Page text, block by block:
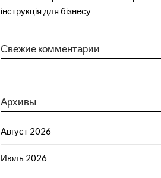
інструкція для бізнесу
Свежие комментарии
Архивы
Август 2026
Июль 2026